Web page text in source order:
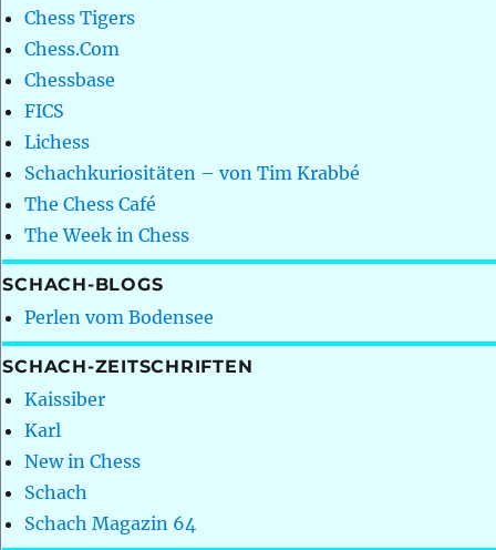
Chess Tigers
Chess.Com
Chessbase
FICS
Lichess
Schachkuriositäten – von Tim Krabbé
The Chess Café
The Week in Chess
SCHACH-BLOGS
Perlen vom Bodensee
SCHACH-ZEITSCHRIFTEN
Kaissiber
Karl
New in Chess
Schach
Schach Magazin 64